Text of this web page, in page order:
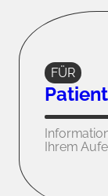
FÜR
Ihrem